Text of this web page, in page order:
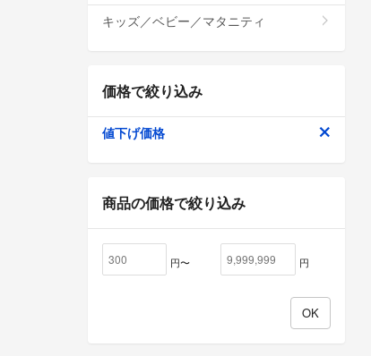
キッズ／ベビー／マタニティ
価格で絞り込み
値下げ価格
商品の価格で絞り込み
円〜 円